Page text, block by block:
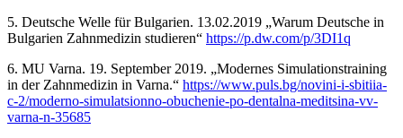
5. Deutsche Welle für Bulgarien. 13.02.2019 „Warum Deutsche in
Bulgarien Zahnmedizin studieren“ https://p.dw.com/p/3DI1q
6. MU Varna. 19. September 2019. „Modernes Simulationstraining
in der Zahnmedizin in Varna.“ https://www.puls.bg/novini-i-sbitiia-
c-2/moderno-simulatsionno-obuchenie-po-dentalna-meditsina-vv-
varna-n-35685